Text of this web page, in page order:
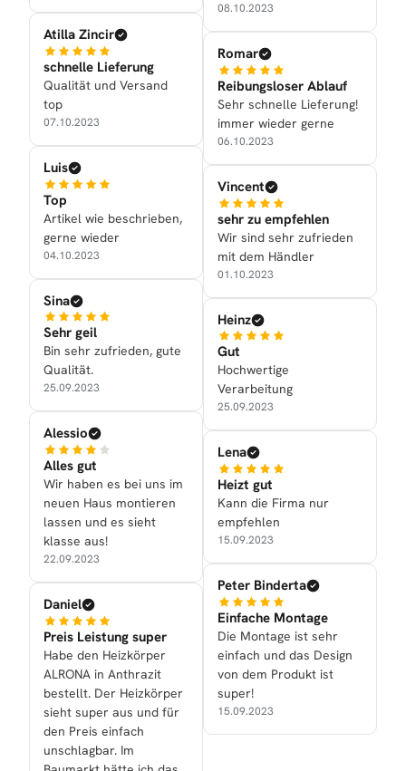
Atilla Zincir
schnelle Lieferung
Qualität und Versand
top
07.10.2023
Luis
Top
Artikel wie beschrieben,
gerne wieder
04.10.2023
Sina
Sehr geil
Bin sehr zufrieden, gute
Qualität.
25.09.2023
Alessio
Alles gut
Wir haben es bei uns im
neuen Haus montieren
lassen und es sieht
klasse aus!
22.09.2023
Daniel
Preis Leistung super
Habe den Heizkörper
ALRONA in Anthrazit
bestellt. Der Heizkörper
sieht super aus und für
den Preis einfach
unschlagbar. Im
08.10.2023
Romar
Reibungsloser Ablauf
Sehr schnelle Lieferung!
immer wieder gerne
06.10.2023
Vincent
sehr zu empfehlen
Wir sind sehr zufrieden
mit dem Händler
01.10.2023
Heinz
Gut
Hochwertige
Verarbeitung
25.09.2023
Lena
Heizt gut
Kann die Firma nur
empfehlen
15.09.2023
Peter Binderta
Einfache Montage
Die Montage ist sehr
einfach und das Design
von dem Produkt ist
super!
15.09.2023